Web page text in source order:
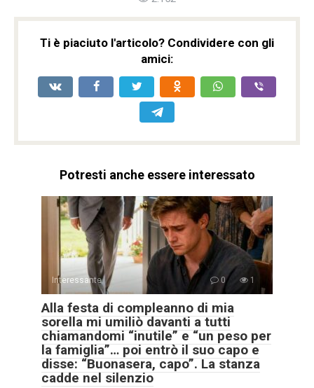
Ti è piaciuto l'articolo? Condividere con gli
amici:
Potresti anche essere interessato
Interessante 0 1
Alla festa di compleanno di mia
sorella mi umiliò davanti a tutti
chiamandomi “inutile” e “un peso per
la famiglia”… poi entrò il suo capo e
disse: “Buonasera, capo”. La stanza
cadde nel silenzio